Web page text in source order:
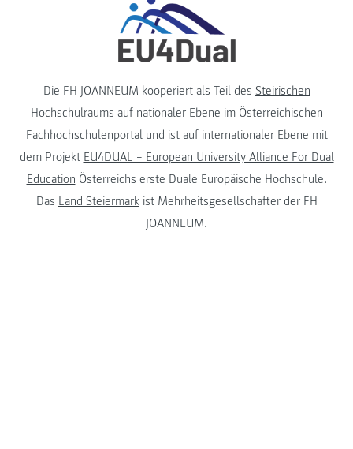
Die FH JOANNEUM kooperiert als Teil des Steirischen
Hochschulraums auf nationaler Ebene im Österreichischen
Fachhochschulenportalund ist auf internationaler Ebene mit
dem Projekt EU4DUAL – European University Alliance For Dual
Education Österreichs erste Duale Europäische Hochschule.
Das Land Steiermarkist Mehrheitsgesellschafter der FH
JOANNEUM.